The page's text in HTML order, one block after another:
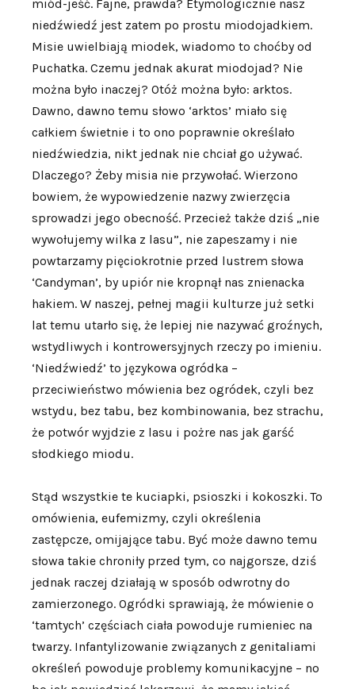
miód-jeść. Fajne, prawda? Etymologicznie nasz
niedźwiedź jest zatem po prostu miodojadkiem.
Misie uwielbiają miodek, wiadomo to choćby od
Puchatka. Czemu jednak akurat miodojad? Nie
można było inaczej? Otóż można było: arktos.
Dawno, dawno temu słowo ‘arktos’ miało się
całkiem świetnie i to ono poprawnie określało
niedźwiedzia, nikt jednak nie chciał go używać.
Dlaczego? Żeby misia nie przywołać. Wierzono
bowiem, że wypowiedzenie nazwy zwierzęcia
sprowadzi jego obecność. Przecież także dziś „nie
wywołujemy wilka z lasu”, nie zapeszamy i nie
powtarzamy pięciokrotnie przed lustrem słowa
‘Candyman’, by upiór nie kropnął nas znienacka
hakiem. W naszej, pełnej magii kulturze już setki
lat temu utarło się, że lepiej nie nazywać groźnych,
wstydliwych i kontrowersyjnych rzeczy po imieniu.
‘Niedźwiedź’ to językowa ogródka –
przeciwieństwo mówienia bez ogródek, czyli bez
wstydu, bez tabu, bez kombinowania, bez strachu,
że potwór wyjdzie z lasu i pożre nas jak garść
słodkiego miodu.
Stąd wszystkie te kuciapki, psioszki i kokoszki. To
omówienia, eufemizmy, czyli określenia
zastępcze, omijające tabu. Być może dawno temu
słowa takie chroniły przed tym, co najgorsze, dziś
jednak raczej działają w sposób odwrotny do
zamierzonego. Ogródki sprawiają, że mówienie o
‘tamtych’ częściach ciała powoduje rumieniec na
twarzy. Infantylizowanie związanych z genitaliami
określeń powoduje problemy komunikacyjne – no